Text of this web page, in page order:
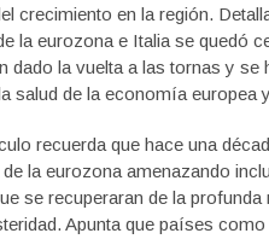
crecimiento en la región.
la eurozona e Italia se quedó
dado la vuelta a las tornas y
salud de la economía europea
recuerda que hace una
de la eurozona amenazando
se recuperaran de la
Apunta que países